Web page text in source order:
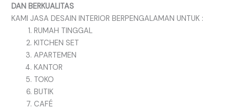
DAN BERKUALITAS
KAMI JASA DESAIN INTERIOR BERPENGALAMAN UNTUK :
RUMAH TINGGAL
KITCHEN SET
APARTEMEN
KANTOR
TOKO
BUTIK
CAFÉ